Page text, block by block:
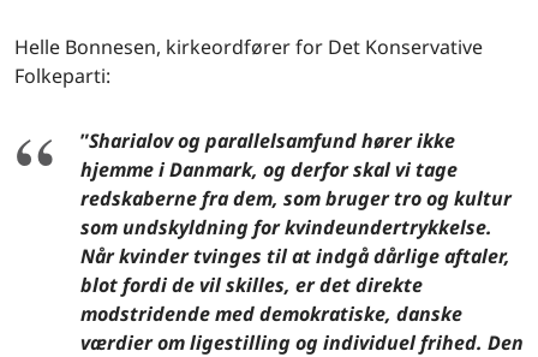
Helle Bonnesen, kirkeordfører for Det Konservative
Folkeparti:
”Sharialov og parallelsamfund hører ikke
hjemme i Danmark, og derfor skal vi tage
redskaberne fra dem, som bruger tro og kultur
som undskyldning for kvindeundertrykkelse.
Når kvinder tvinges til at indgå dårlige aftaler,
blot fordi de vil skilles, er det direkte
modstridende med demokratiske, danske
værdier om ligestilling og individuel frihed. Den